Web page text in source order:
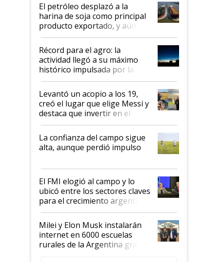
El petróleo desplazó a la
harina de soja como principal
producto exportado, y aún así
el agro aportó casi seis de cada
diez dólares y sostuvo el
liderazgo en un semestre
récord
Récord para el agro: la
actividad llegó a su máximo
histórico impulsada por la
cosecha y las exportaciones
Levantó un acopio a los 19,
creó el lugar que elige Messi y
destaca que invertir en el
kirchnerismo era como "darle
plata a un hijo para droga":
Juan Félix Rossetti, el libertario
que de una dura crisis salió
de Milei
La confianza del campo sigue
alta, aunque perdió impulso
El FMI elogió al campo y lo
ubicó entre los sectores claves
para el crecimiento argentino
Milei y Elon Musk instalarán
internet en 6000 escuelas
rurales de la Argentina gracias